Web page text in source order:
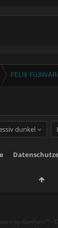
FELIX
dunkel
by XenForo™ -